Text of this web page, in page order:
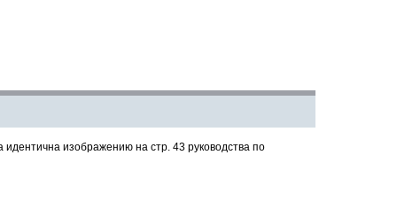
изображению на стр. 43 руководства по